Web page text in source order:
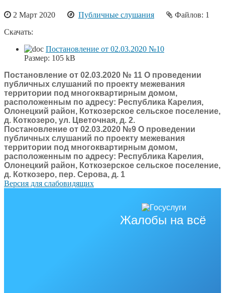
2 Март 2020 Публичные слушания
Файлов: 1
Скачать:
Постановление от 02.03.2020 №10
Размер: 105 kB
Постановление от 02.03.2020 № 11 О проведении
публичных слушаний по проекту межевания
территории под многоквартирным домом,
расположенным по адресу: Республика Карелия,
Олонецкий район, Коткозерское сельское поселение,
д. Коткозеро, ул. Цветочная, д. 2.
Постановление от 02.03.2020 №9 О проведении
публичных слушаний по проекту межевания
территории под многоквартирным домом,
расположенным по адресу: Республика Карелия,
Олонецкий район, Коткозерское сельское поселение,
д. Коткозеро, пер. Серова, д. 1
Версия для слабовидящих
Жалобы на всё